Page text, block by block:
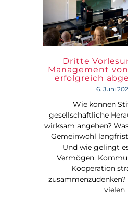
Dritte
Management
erfolgreich
6. Juni
Wie können
gesellschaftliche
wirksam angehen?
Gemeinwohl
Und wie gelingt
Vermögen,
Kooperation
vielen